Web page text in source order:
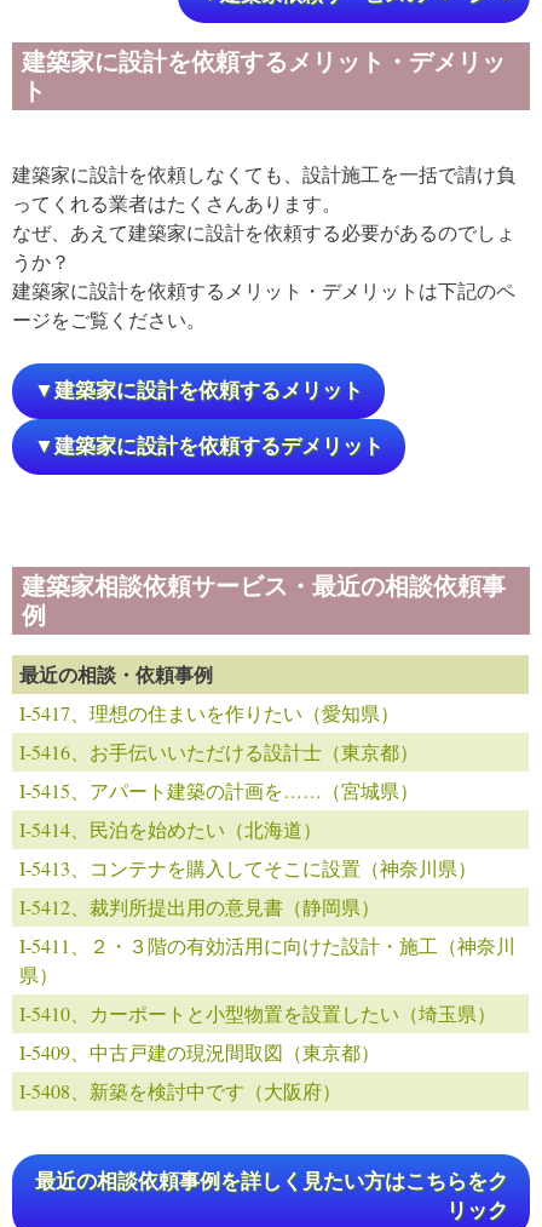
建築家に設計を依頼するメリット・デメリッ
ト
建築家に設計を依頼しなくても、設計施工を一括で請け負
ってくれる業者はたくさんあります。
なぜ、あえて建築家に設計を依頼する必要があるのでしょ
うか？
建築家に設計を依頼するメリット・デメリットは下記のペ
ージをご覧ください。
▼建築家に設計を依頼するメリット
▼建築家に設計を依頼するデメリット
建築家相談依頼サービス・最近の相談依頼事
例
最近の相談・依頼事例
I-5417、理想の住まいを作りたい（愛知県）
I-5416、お手伝いいただける設計士（東京都）
I-5415、アパート建築の計画を……（宮城県）
I-5414、民泊を始めたい（北海道）
I-5413、コンテナを購入してそこに設置（神奈川県）
I-5412、裁判所提出用の意見書（静岡県）
I-5411、２・３階の有効活用に向けた設計・施工（神奈川
県）
I-5410、カーポートと小型物置を設置したい（埼玉県）
I-5409、中古戸建の現況間取図（東京都）
I-5408、新築を検討中です（大阪府）
最近の相談依頼事例を詳しく見たい方はこちらをク
リック